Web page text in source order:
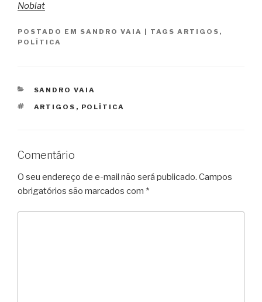
Noblat
POSTADO EM SANDRO VAIA | TAGS ARTIGOS ,
POLÍTICA
CATEGORIAS
SANDRO VAIA
TAGS
ARTIGOS , POLÍTICA
Comentário
O seu endereço de e-mail não será publicado. Campos
obrigatórios são marcados com *